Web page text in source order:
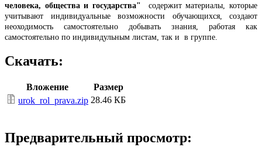
человека, общества и государства" содержит материалы, которые
учитывают индивидуальные возможности обучающихся, создают
неоходимость самостоятельно добывать знания, работая как
самостоятельно по индивидульным листам, так и в группе.
Скачать:
Вложение
Размер
urok_rol_prava.zip 28.46 КБ
Предварительный просмотр: